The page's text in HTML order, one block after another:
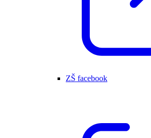
ZŠ facebook